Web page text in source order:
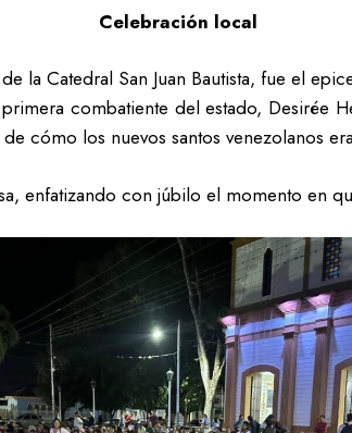
Celebración local
la Catedral San Juan Bautista, fue el
combatiente del estado, Desirée
cómo los nuevos santos venezolanos
enfatizando con júbilo el momento en